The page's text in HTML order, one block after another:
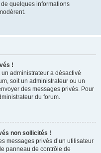
quelques informations
!
administrateur a désactivé
soit un administrateur ou un
des messages privés. Pour
du forum.
non sollicités !
messages privés d’un utilisateur
panneau de contrôle de